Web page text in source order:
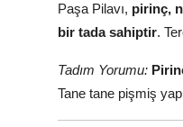
Paşa Pilavı, pirinç,
bir tada sahiptir.
Tadım Yorumu:
Tane tane pişmiş